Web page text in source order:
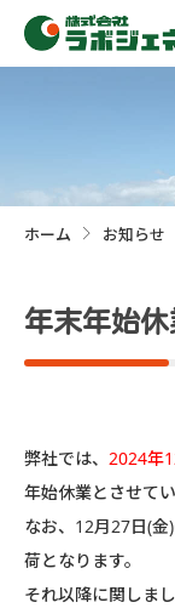
ホーム >お知らせ
年末年始
弊社では、 2024年
年始休業とさせてい
なお、12月27日(
荷となります。
それ以降に関しま